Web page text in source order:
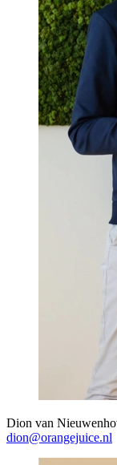
Dion van
dion@orangejuice.nl